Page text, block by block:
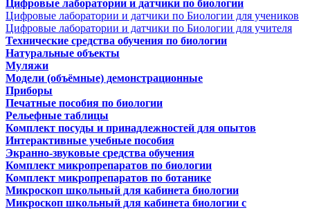
Цифровые лаборатории и датчики по биологии
Цифровые лаборатории и датчики по Биологии для учеников
Цифровые лаборатории и датчики по Биологии для учителя
Технические средства обучения по биологии
Натуральные объекты
Муляжи
Модели (объёмные) демонстрационные
Приборы
Печатные пособия по биологии
Рельефные таблицы
Комплект посуды и принадлежностей для опытов
Интерактивные учебные пособия
Экранно-звуковые средства обучения
Комплект микропрепаратов по биологии
Комплект микропрепаратов по ботанике
Микроскоп школьный для кабинета биологии
Микроскоп школьный для кабинета биологии с